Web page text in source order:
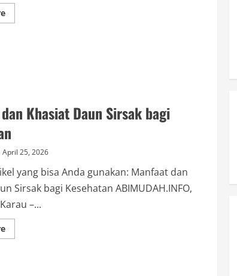
Read
more
Tumbuhan
Meniran,
Tumbuhan
Kumis
dan
Alang-
alang
Khasiat Daun Sirsak bagi
April 25, 2026
yang bisa Anda gunakan: Manfaat dan
Sirsak bagi Kesehatan ABIMUDAH.INFO,
–...
Read
more